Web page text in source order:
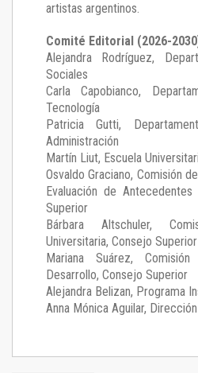
artistas argentinos.
Comité Editorial (2026-
Alejandra Rodríguez,
Sociales
Carla Capobianco,
Tecnología
Patricia Gutti,
Administración
Martín Liut, Escuela
Osvaldo Graciano, Comisión
Evaluación de
Superior
Bárbara Altschuler,
Universitaria, Consejo Superior
Mariana Suárez,
Desarrollo, Consejo Superior
Alejandra Belizan, Programa
Anna Mónica Aguilar,